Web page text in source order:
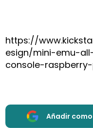
https://
esign/mini-emu-
console-
Añadir